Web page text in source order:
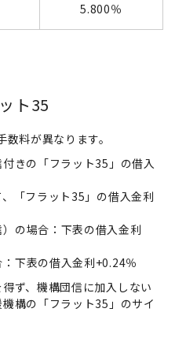
5.800％
ト35
料が異なります。
きの「フラット35」の借入
「フラット35」の借入金利
の場合：下表の借入金利
下表の借入金利+0.24％
ず、機構団信に加入しない
構の「フラット35」のサイ